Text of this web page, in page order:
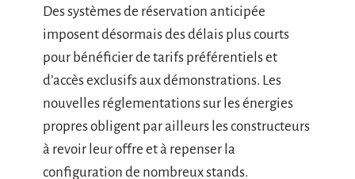
Des systèmes de réservation anticipée
imposent désormais des délais plus courts
pour bénéficier de tarifs préférentiels et
d’accès exclusifs aux démonstrations. Les
nouvelles réglementations sur les énergies
propres obligent par ailleurs les constructeurs
à revoir leur offre et à repenser la
configuration de nombreux stands.